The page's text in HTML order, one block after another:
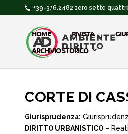
+39-376.2482 zero sette
HOME RIVISTA
ARCHIVIO STORICO
CORTE DI
Giurisprudenza:
DIRITTO URBANISTICO –